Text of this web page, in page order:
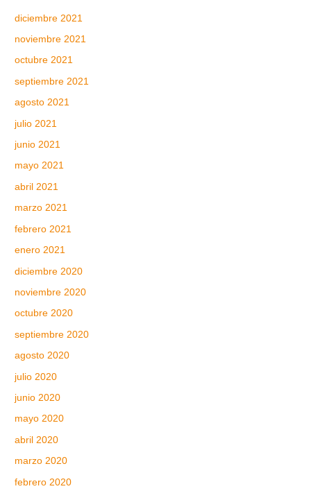
diciembre 2021
noviembre 2021
octubre 2021
septiembre 2021
agosto 2021
julio 2021
junio 2021
mayo 2021
abril 2021
marzo 2021
febrero 2021
enero 2021
diciembre 2020
noviembre 2020
octubre 2020
septiembre 2020
agosto 2020
julio 2020
junio 2020
mayo 2020
abril 2020
marzo 2020
febrero 2020